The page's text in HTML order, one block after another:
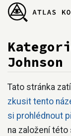
Johnson
Přejít na:
Tato stránka
zkusit tento
si prohlédnout
na založení této